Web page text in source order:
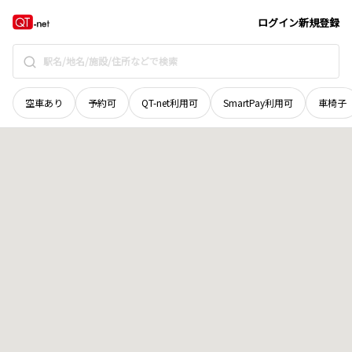
ログイン新規登録
空車あり 予約可 QT-net利用可 SmartPay利用可 車椅子
宮城県